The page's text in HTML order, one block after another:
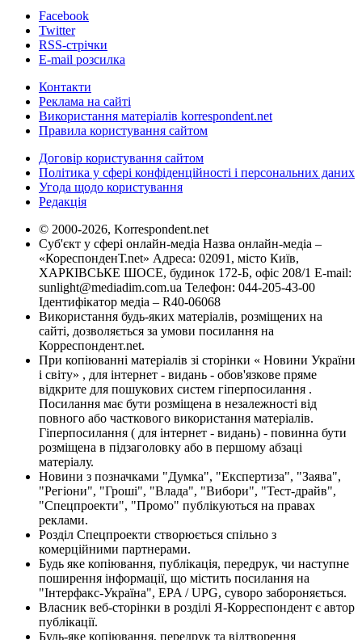
Facebook
Twitter
RSS-стрічки
E-mail розсилка
Контакти
Реклама на сайті
Використання матеріалів korrespondent.net
Правила користування сайтом
Договір користування сайтом
Політика у сфері конфіденційності і персональних даних
Угода щодо користування
Редакція
© 2000-2026, Korrespondent.net
Суб'єкт у сфері онлайн-медіа Назва онлайн-медіа –
«КореспонденТ.net» Адреса: 02091, місто Київ,
ХАРКІВСЬКЕ ШОСЕ, будинок 172-Б, офіс 208/1 E-mail:
sunlight@mediadim.com.ua Телефон: 044-205-43-00
Ідентифікатор медіа – R40-06068
Використання будь-яких матеріалів, розміщених на
сайті, дозволяється за умови посилання на
Корреспондент.net.
При копіюванні матеріалів зі сторінки « Новини України
і світу» , для інтернет - видань - обов'язкове пряме
відкрите для пошукових систем гіперпосилання .
Посилання має бути розміщена в незалежності від
повного або часткового використання матеріалів.
Гіперпосилання ( для інтернет - видань) - повинна бути
розміщена в підзаголовку або в першому абзаці
матеріалу.
Новини з позначками "Думка", "Експертиза", "Заява",
"Регіони", "Гроші", "Влада", "Вибори", "Тест-драйв",
"Спецпроекти", "Промо" публікуються на правах
реклами.
Розділ Спецпроекти створюється спільно з
комерційними партнерами.
Будь яке копіювання, публікація, передрук, чи наступне
поширення інформації, що містить посилання на
"Інтерфакс-Україна", EPA / UPG, суворо забороняється.
Власник веб-сторінки в розділі Я-Корреспондент є автор
публікації.
Будь-яке копіювання, передрук та відтворення